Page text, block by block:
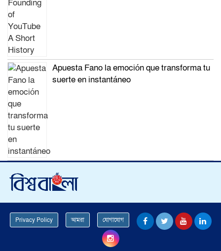
Apuesta Fano la emoción que transforma tu
suerte en instantáneo
Privacy Policy আমরা যোগাযোগ